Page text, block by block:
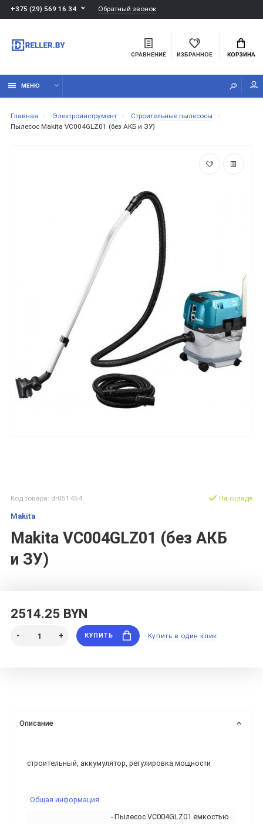
+375 (29) 569 16 34 Обратный звонок
СРАВНЕНИЕ ИЗБРАННОЕ КОРЗИНА
МЕНЮ
Главная Электроинструмент
Строительные пылесосы
Пылесос Makita VC004GLZ01 (без АКБ и ЗУ)
Код товара: dr051454
Makita
Makita VC004GLZ01 (без АКБ
и ЗУ)
На складе
2514.25 BYN
КУПИТЬ Купить в один клик
Описание
строительный, аккумулятор, регулировка мощности
Общая информация
- Пылесос VC004GLZ01 емкостью